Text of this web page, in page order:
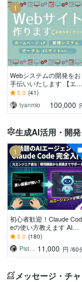
1
Webシステムの開発をお
手伝いいたします 【エン
ジニア歴11年】新規開
発・改修なんでもお任せ
ください！
5.0 (41)
tyanmio
100,000
生成AI活用・開
1
初心者歓迎！Claude Cod
eの使い方教えます AIエ
ンジニア直伝！資料作成
やリールも、AIに指示す
るだけ。
5.0 (180)
11,000 円 /60
メッセージ・チ